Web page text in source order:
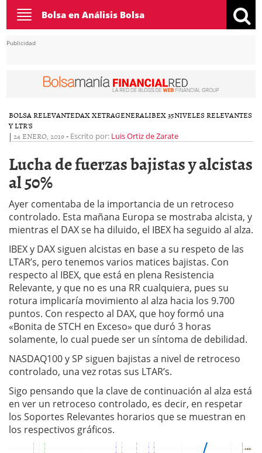
Toggle
navigation
Bolsa en Análisis Bolsa
Publicidad
BOLSA RELEVANTEDAX XETRAGENERALIBEX 35NIVELES RELEVANTES
Y LTR'S
| 24 ENERO, 2019- Escrito por: Luis Ortiz de Zarate
Lucha de fuerzas bajistas y alcistas
al 50%
Ayer comentaba de la importancia de un retroceso
controlado. Esta mañana Europa se mostraba alcista, y
mientras el DAX se ha diluido, el IBEX ha seguido al alza.
IBEX y DAX siguen alcistas en base a su respeto de las
LTAR’s, pero tenemos varios matices bajistas. Con
respecto al IBEX, que está en plena Resistencia
Relevante, y que no es una RR cualquiera, pues su
rotura implicaría movimiento al alza hacia los 9.700
puntos. Con respecto al DAX, que hoy formó una
«Bonita de STCH en Exceso» que duró 3 horas
solamente, lo cual puede ser un síntoma de debilidad.
NASDAQ100 y SP siguen bajistas a nivel de retroceso
controlado, una vez rotas sus LTAR’s.
Sigo pensando que la clave de continuación al alza está
en ver un retroceso controlado, es decir, en respetar
los Soportes Relevantes horarios que se muestran en
los respectivos gráficos.